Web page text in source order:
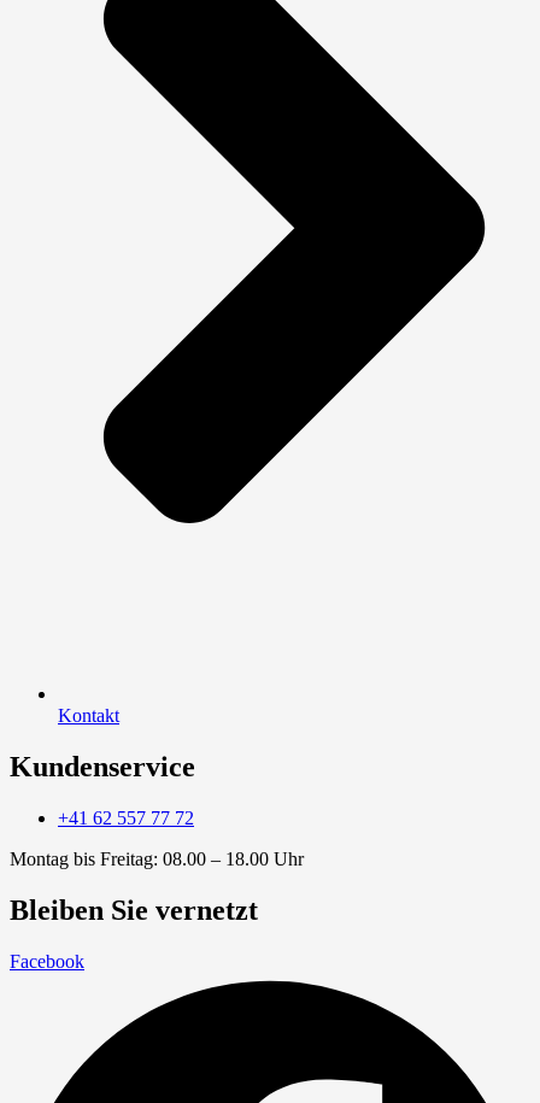
Kontakt
Kundenservice
+41 62 557 77 72
Montag bis Freitag: 08.00 – 18.00 Uhr
Bleiben Sie vernetzt
Facebook